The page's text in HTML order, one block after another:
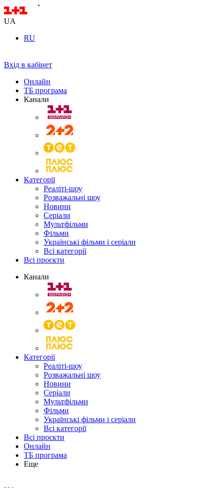
UA
RU
Вхід в кабінет
Онлайн
ТБ програма
Канали
Категорії
Реаліті-шоу
Розважальні шоу
Новини
Серіали
Мультфільми
Фільми
Українські фільми і серіали
Всі категорії
Всі проєкти
Канали
Категорії
Реаліті-шоу
Розважальні шоу
Новини
Серіали
Мультфільми
Фільми
Українські фільми і серіали
Всі категорії
Всі проєкти
Онлайн
ТБ програма
Еще